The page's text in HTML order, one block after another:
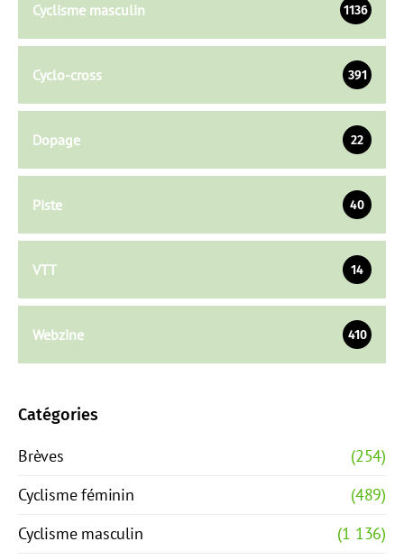
Cyclisme masculin 1136
Cyclo-cross 391
Dopage 22
Piste 40
VTT 14
Webzine 410
Catégories
Brèves
(254)
Cyclisme féminin
(489)
Cyclisme masculin
(1 136)